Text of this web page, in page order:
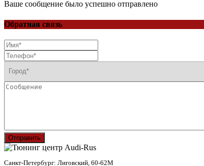
Ваше сообщение было успешно отправлено
Обратная связь
Отправить
Санкт-Петербург: Лиговский, 60-62М